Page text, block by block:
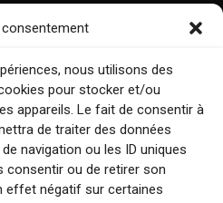
consentement
nous utilisons des
pour stocker et/ou
appareils. Le fait de consentir à
de traiter des données
navigation ou les ID uniques
consentir ou de retirer son
effet négatif sur certaines
: oû trouver Le Mensuel ?
magazine en ligne